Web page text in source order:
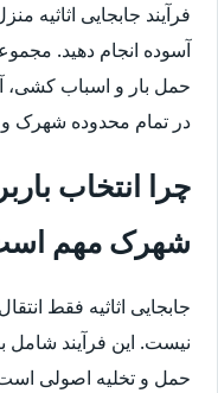
فرآیند جابجایی اثاثیه
آسوده انجام دهید.
حمل بار و اسباب کشی،
در تمام محدوده
چرا انتخاب
شهرک مهم
جابجایی اثاثیه فقط
نیست. این فرآیند شامل
حمل و تخلیه اصولی